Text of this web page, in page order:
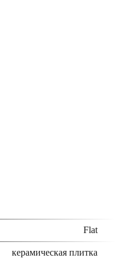
Flat
керамическая плитка